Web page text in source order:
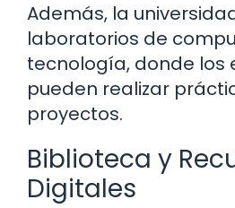
Además, la
laboratorios de
tecnología, donde los
pueden realizar
proyectos.
Biblioteca y
Digitales